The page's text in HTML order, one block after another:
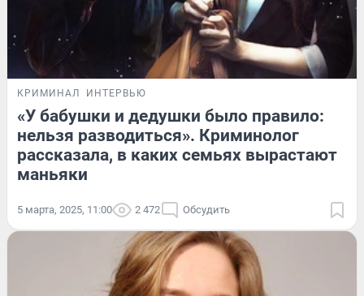
КРИМИНАЛ ИНТЕРВЬЮ
«У бабушки и дедушки было правило:
нельзя разводиться». Криминолог
рассказала, в каких семьях вырастают
маньяки
5 марта, 2025, 11:00 2 472 Обсудить